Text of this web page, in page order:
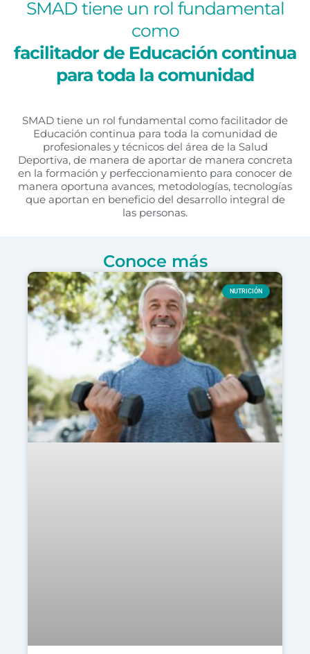
SMAD tiene un rol fundamental
como
facilitador de Educación continua
para toda la comunidad
SMAD tiene un rol fundamental como facilitador de
Educación continua para toda la comunidad de
profesionales y técnicos del área de la Salud
Deportiva, de manera de aportar de manera concreta
en la formación y perfeccionamiento para conocer de
manera oportuna avances, metodologías, tecnologías
que aportan en beneficio del desarrollo integral de
las personas.
Conoce más
NUTRICIÓN